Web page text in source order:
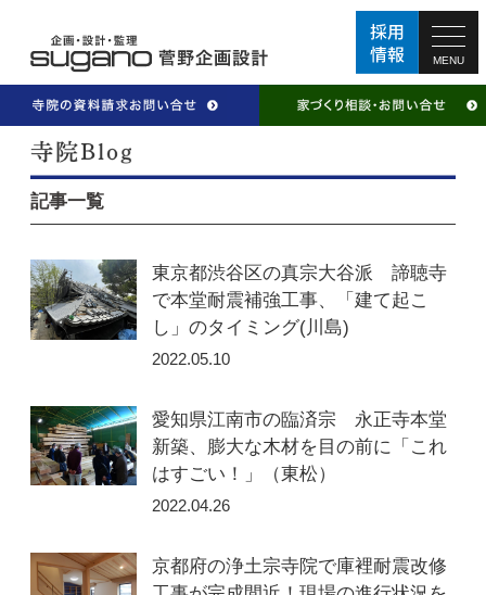
MENU
記事一覧
東京都渋谷区の真宗大谷派 諦聴寺
で本堂耐震補強工事、「建て起こ
し」のタイミング(川島)
2022.05.10
愛知県江南市の臨済宗 永正寺本堂
新築、膨大な木材を目の前に「これ
はすごい！」（東松）
2022.04.26
京都府の浄土宗寺院で庫裡耐震改修